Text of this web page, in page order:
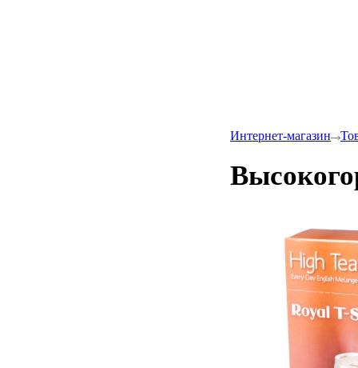
Интернет-магазин